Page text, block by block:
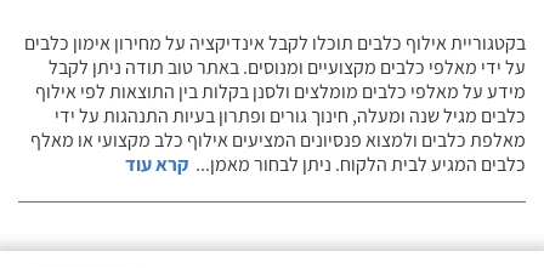
בקטגוריית אילוף כלבים תוכלו לקבל אינדיקציה על מחירון אימון כלבים
על ידי מאלפי כלבים מקצועיים ומנוסים. באתר טוב תודה ניתן לקבל
מידע על מאלפי כלבים מומלצים ולסנן בקלות בין התוצאות לפי אילוף
כלבים מגיל שנה ומעלה, חינוך גורים ופתרון בעיות התנהגות על ידי
מאלפת כלבים ולמצוא פנסיונים המציעים אילוף כלב מקצועי או מאלף
כלבים המגיע לבית הלקוח. ניתן לבחור מאמן... קרא עוד